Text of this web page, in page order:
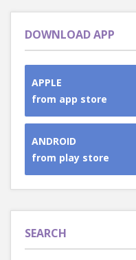
DOWNLOAD APP
APPLE
from app store
ANDROID
from play store
SEARCH